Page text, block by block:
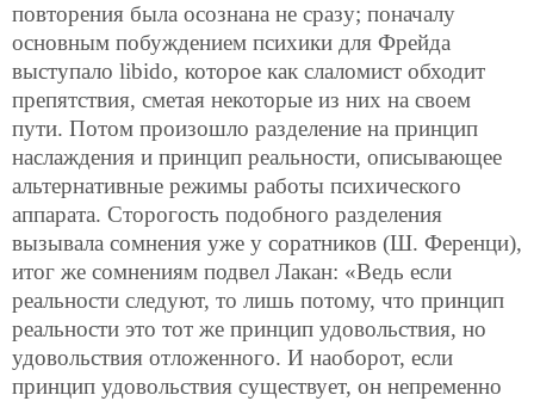
повторения была осознана не сразу; поначалу
основным побуждением психики для Фрейда
выступало libido, которое как слаломист обходит
препятствия, сметая некоторые из них на своем
пути. Потом произошло разделение на принцип
наслаждения и принцип реальности, описывающее
альтернативные режимы работы психического
аппарата. Сторогость подобного разделения
вызывала сомнения уже у соратников (Ш. Ференци),
итог же сомнениям подвел Лакан: «Ведь если
реальности следуют, то лишь потому, что принцип
реальности это тот же принцип удовольствия, но
удовольствия отложенного. И наоборот, если
принцип удовольствия существует, он непременно